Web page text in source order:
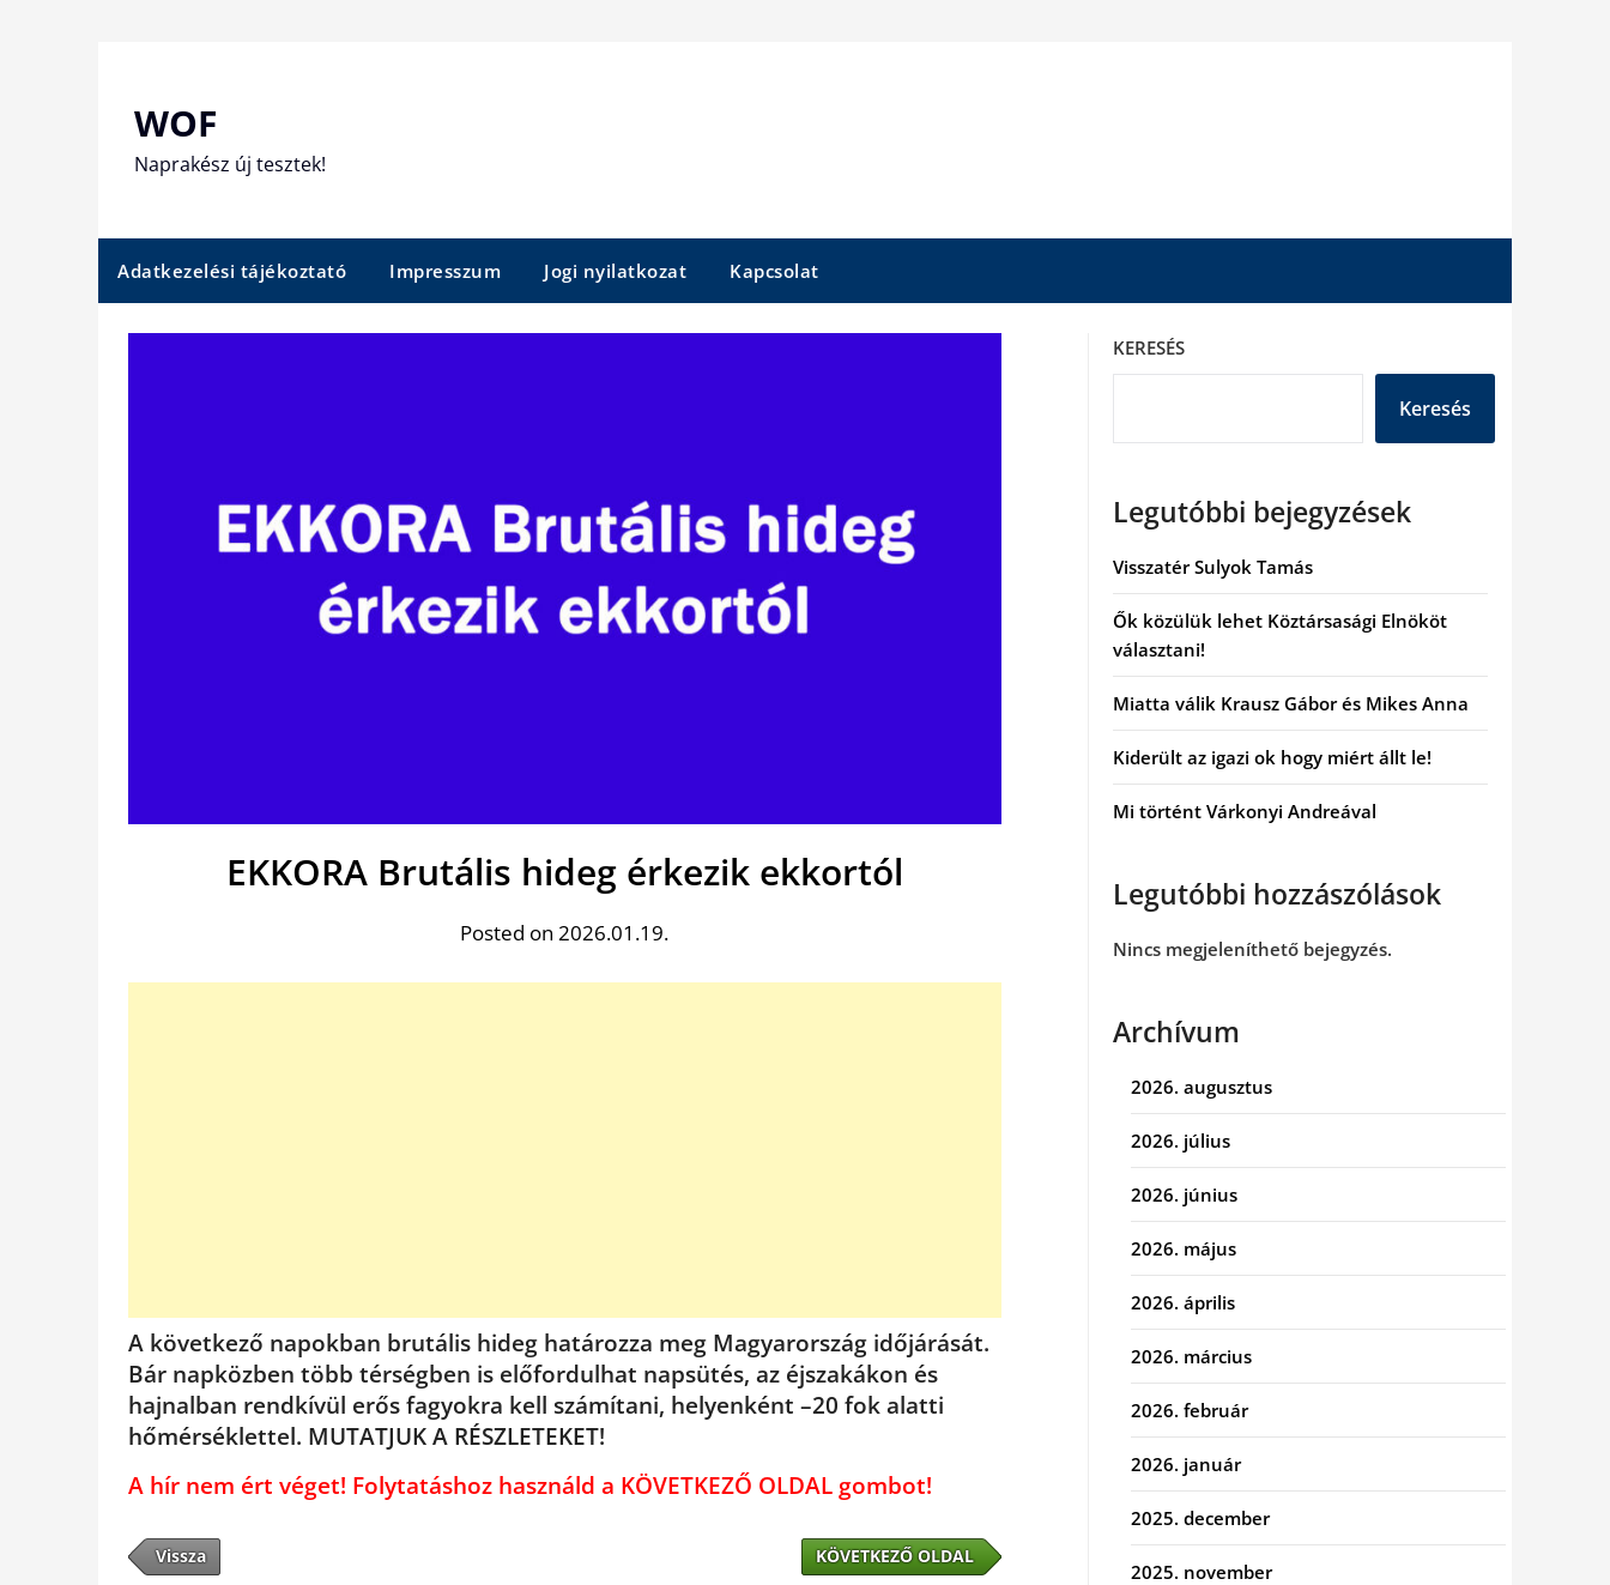
WOF
Naprakész új tesztek!
Adatkezelési tájékoztató Impresszum Jogi nyilatkozat Kapcsolat
EKKORA Brutális hideg érkezik ekkortól
Posted on 2026.01.19.
A következő napokban brutális hideg határozza meg Magyarország időjárását.
Bár napközben több térségben is előfordulhat napsütés, az éjszakákon és
hajnalban rendkívül erős fagyokra kell számítani, helyenként –20 fok alatti
hőmérséklettel. MUTATJUK A RÉSZLETEKET!
A hír nem ért véget! Folytatáshoz használd a KÖVETKEZŐ OLDAL gombot!
Vissza KÖVETKEZŐ OLDAL
KERESÉS
Keresés
Legutóbbi bejegyzések
Visszatér Sulyok Tamás
Ők közülük lehet Köztársasági Elnököt
választani!
Miatta válik Krausz Gábor és Mikes Anna
Kiderült az igazi ok hogy miért állt le!
Mi történt Várkonyi Andreával
Legutóbbi hozzászólások
Nincs megjeleníthető bejegyzés.
Archívum
2026. augusztus
2026. július
2026. június
2026. május
2026. április
2026. március
2026. február
2026. január
2025. december
2025. november